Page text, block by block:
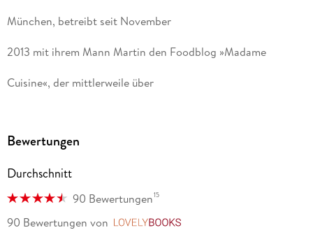
München, betreibt seit November
2013 mit ihrem Mann Martin den Foodblog »Madame
Cuisine«, der mittlerweile über
Monat hat. Beim Isarnetz Blog
Award 2016 wurde »Madame
Cuisine« als bester Foodblog
Bewertungen
Durchschnitt
90 Bewertungen15
90 Bewertungen von